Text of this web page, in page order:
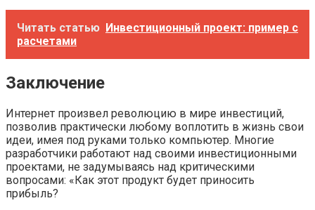
Читать статью Инвестиционный проект: пример с
расчетами
Заключение
Интернет произвел революцию в мире инвестиций,
позволив практически любому воплотить в жизнь свои
идеи, имея под руками только компьютер. Многие
разработчики работают над своими инвестиционными
проектами, не задумываясь над критическими
вопросами: «Как этот продукт будет приносить
прибыль?